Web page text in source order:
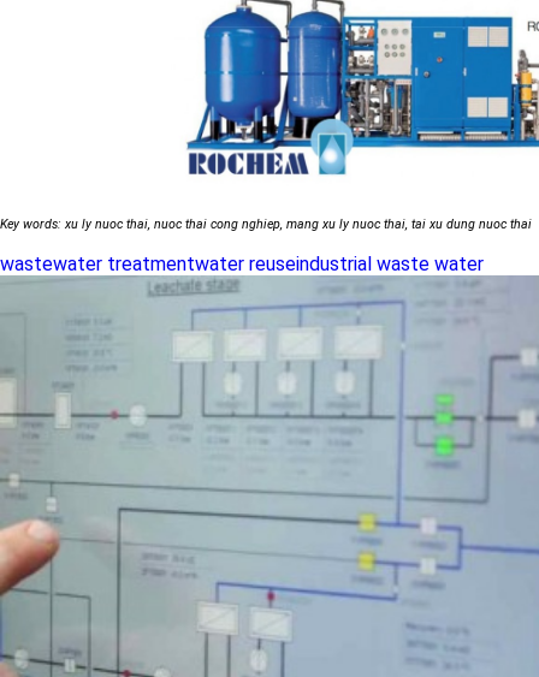
Key words: xu ly nuoc thai, nuoc thai cong nghiep, mang xu ly nuoc thai, tai xu dung nuoc thai
wastewater treatmentwater reuseindustrial waste water